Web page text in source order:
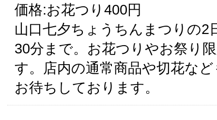
価格:お花つり400円
山口七夕ちょうちんまつりの2
30分まで。お花つりやお祭り
す。店内の通常商品や切花な
お待ちしております。